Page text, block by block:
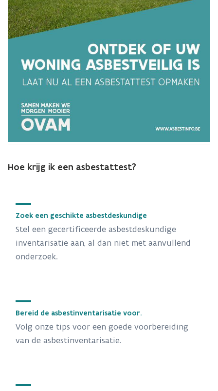
Hoe krijg ik een asbestattest?
Zoek een geschikte asbestdeskundige
Stel een gecertificeerde asbestdeskundige
inventarisatie aan, al dan niet met aanvullend
onderzoek.
Bereid de asbestinventarisatie voor.
Volg onze tips voor een goede voorbereiding
van de asbestinventarisatie.